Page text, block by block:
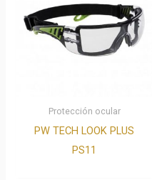
Protección ocular
PW TECH LOOK PLUS
PS11